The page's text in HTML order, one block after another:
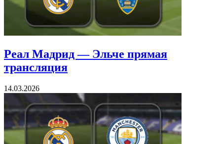
Реал Мадрид — Эльче прямая
трансляция
14.03.2026